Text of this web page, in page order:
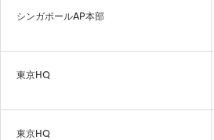
シンガポールAP本部
東京HQ
東京HQ